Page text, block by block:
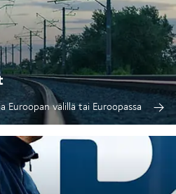
Euroopan välillä tai Euroopassa